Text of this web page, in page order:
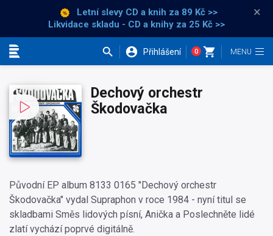
Letní slevy CD a knih za 89 Kč >>
Likvidace skladu - CD a knihy za 25 Kč >>
×
Přihlášení 0
Dechový orchestr
Škodovačka
Původní EP album 8133 0165 "Dechový orchestr
Škodovačka" vydal Supraphon v roce 1984 - nyní titul se
skladbami Směs lidových písní, Anička a Poslechněte lidé
zlatí vychází poprvé digitálně.